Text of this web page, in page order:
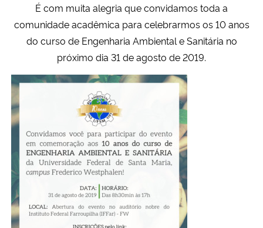
Ministério da Ciência, Tecnologia, Inovações e Comunicações
Ministério do Meio Ambiente
Ministério do Turismo
Ministério do Desenvolvimento Regional
Controladoria-Geral da União
Ministério da Mulher, da Família e dos Direitos Humanos
Secretaria-Geral
É com muita alegria que convidamos toda a
comunidade acadêmica para celebrarmos os 10 anos
do curso de Engenharia Ambiental e Sanitária no
próximo dia 31 de agosto de 2019.